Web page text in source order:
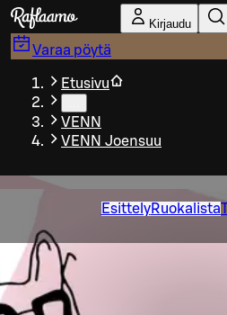
Siirry pääsisältöön
Kirjaudu
Varaa pöytä
Etusivu
VENN
VENN Joensuu
EsittelyRuokalista